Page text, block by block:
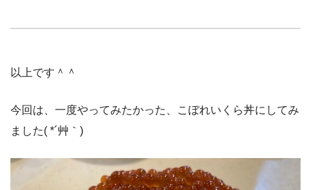
以上です＾＾
今回は、一度やってみたかった、こぼれいくら丼にしてみ
ました( *´艸｀)